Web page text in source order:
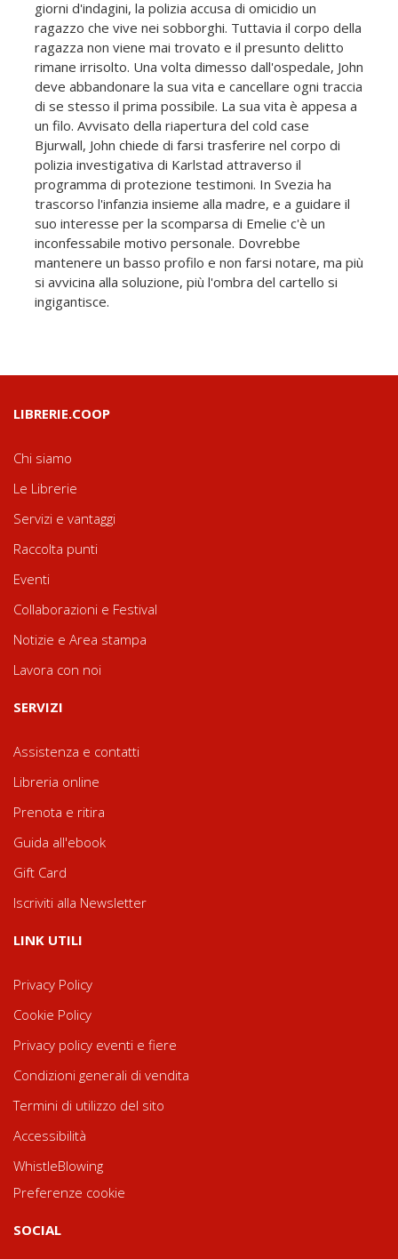
giorni d'indagini, la polizia accusa di omicidio un
ragazzo che vive nei sobborghi. Tuttavia il corpo della
ragazza non viene mai trovato e il presunto delitto
rimane irrisolto. Una volta dimesso dall'ospedale, John
deve abbandonare la sua vita e cancellare ogni traccia
di se stesso il prima possibile. La sua vita è appesa a
un filo. Avvisato della riapertura del cold case
Bjurwall, John chiede di farsi trasferire nel corpo di
polizia investigativa di Karlstad attraverso il
programma di protezione testimoni. In Svezia ha
trascorso l'infanzia insieme alla madre, e a guidare il
suo interesse per la scomparsa di Emelie c'è un
inconfessabile motivo personale. Dovrebbe
mantenere un basso profilo e non farsi notare, ma più
si avvicina alla soluzione, più l'ombra del cartello si
ingigantisce.
LIBRERIE.COOP
Chi siamo
Le Librerie
Servizi e vantaggi
Raccolta punti
Eventi
Collaborazioni e Festival
Notizie e Area stampa
Lavora con noi
SERVIZI
Assistenza e contatti
Libreria online
Prenota e ritira
Guida all'ebook
Gift Card
Iscriviti alla Newsletter
LINK UTILI
Privacy Policy
Cookie Policy
Privacy policy eventi e fiere
Condizioni generali di vendita
Termini di utilizzo del sito
Accessibilità
WhistleBlowing
Preferenze cookie
SOCIAL